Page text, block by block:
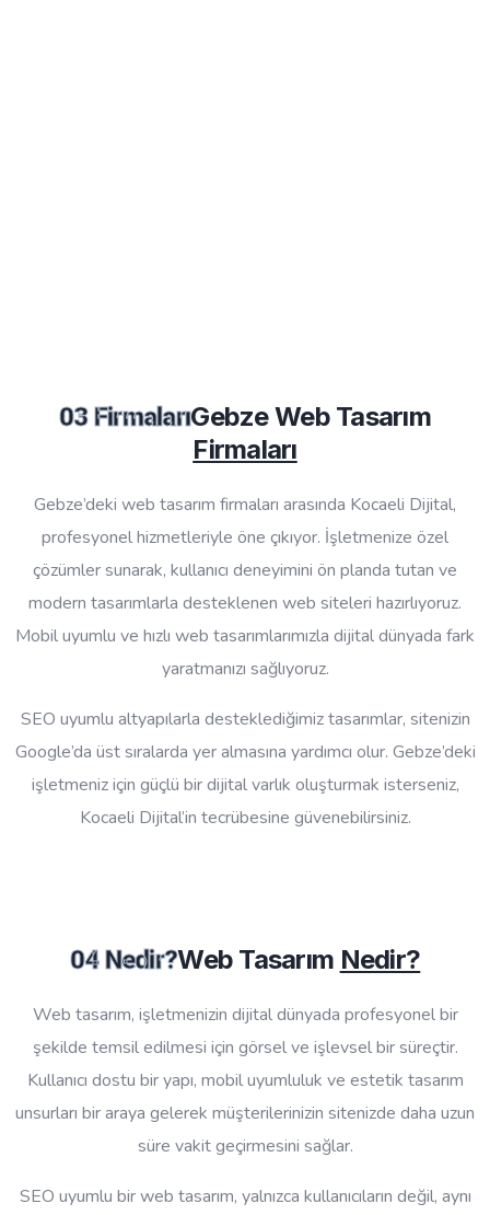
03 FirmalarıGebze Web Tasarım
Firmaları
Gebze’deki web tasarım firmaları arasında Kocaeli Dijital,
profesyonel hizmetleriyle öne çıkıyor. İşletmenize özel
çözümler sunarak, kullanıcı deneyimini ön planda tutan ve
modern tasarımlarla desteklenen web siteleri hazırlıyoruz.
Mobil uyumlu ve hızlı web tasarımlarımızla dijital dünyada fark
yaratmanızı sağlıyoruz.
SEO uyumlu altyapılarla desteklediğimiz tasarımlar, sitenizin
Google’da üst sıralarda yer almasına yardımcı olur. Gebze’deki
işletmeniz için güçlü bir dijital varlık oluşturmak isterseniz,
Kocaeli Dijital’in tecrübesine güvenebilirsiniz.
04 Nedir?Web Tasarım Nedir?
Web tasarım, işletmenizin dijital dünyada profesyonel bir
şekilde temsil edilmesi için görsel ve işlevsel bir süreçtir.
Kullanıcı dostu bir yapı, mobil uyumluluk ve estetik tasarım
unsurları bir araya gelerek müşterilerinizin sitenizde daha uzun
süre vakit geçirmesini sağlar.
SEO uyumlu bir web tasarım, yalnızca kullanıcıların değil, aynı